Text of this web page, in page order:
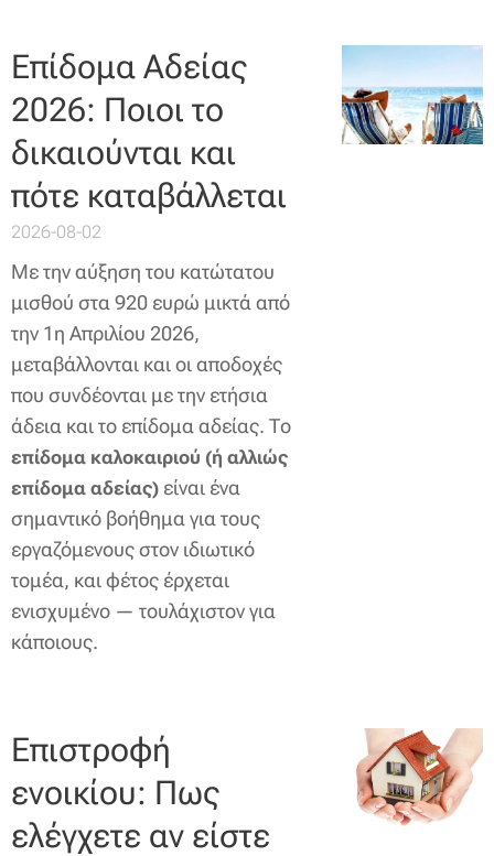
Επίδομα Αδείας
2026: Ποιοι το
δικαιούνται και
πότε καταβάλλεται
2026-08-02
Με την αύξηση του κατώτατου
μισθού στα 920 ευρώ μικτά από
την 1η Απριλίου 2026,
μεταβάλλονται και οι αποδοχές
που συνδέονται με την ετήσια
άδεια και το επίδομα αδείας. Το
επίδομα καλοκαιριού (ή αλλιώς
επίδομα αδείας) είναι ένα
σημαντικό βοήθημα για τους
εργαζόμενους στον ιδιωτικό
τομέα, και φέτος έρχεται
ενισχυμένο — τουλάχιστον για
κάποιους.
Επιστροφή
ενοικίου: Πως
ελέγχετε αν είστε